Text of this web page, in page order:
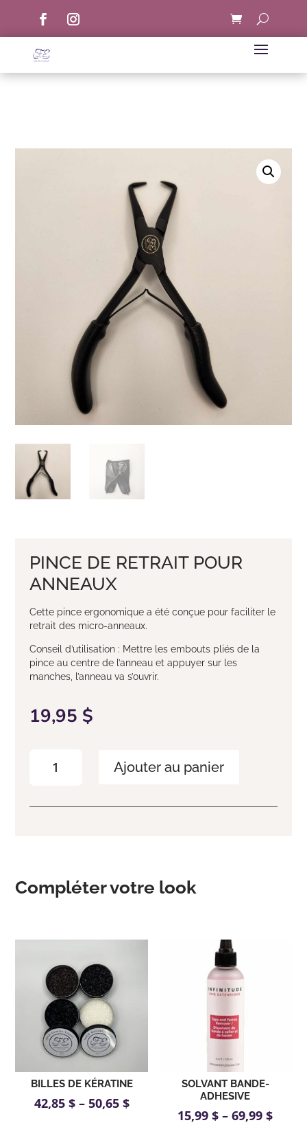
PINCE DE RETRAIT POUR
ANNEAUX
Cette pince ergonomique a été conçue pour faciliter le
retrait des micro-anneaux.
Conseil d’utilisation : Mettre les embouts pliés de la
pince au centre de l’anneau et appuyer sur les
manches, l’anneau va s’ouvrir.
19,95 $
pour
Ajouter au panier
Compléter votre look
BILLES DE KÉRATINE
42,85 $– 50,65 $
SOLVANT BANDE-
ADHESIVE
15,99$ –69,99$